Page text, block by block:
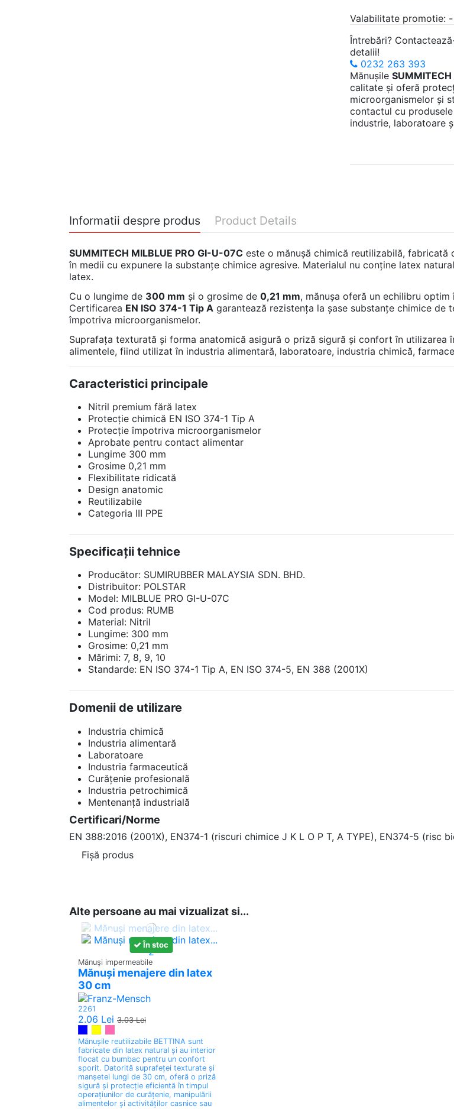
Valabilitate promotie:
Întrebări?
detalii!
0232 263 393
Mănușile
calitate și oferă
microorganismelor și
contactul cu
industrie, laboratoare
Informatii despre produs Product Details
SUMMITECH MILBLUE PRO GI-U-07C este o mănușă chimică reutilizabilă,
în medii cu expunere la substanțe chimice agresive. Materialul nu conține latex
latex.
Cu o lungime de 300 mm și o grosime de 0,21 mm, mănușa oferă un echilibru
Certificarea EN ISO 374-1 Tip A garantează rezistența la șase substanțe chimice de
împotriva microorganismelor.
Suprafața texturată și forma anatomică asigură o priză sigură și confort în utilizarea
alimentele, fiind utilizat în industria alimentară, laboratoare, industria chimică,
Caracteristici principale
Nitril premium fără latex
Protecție chimică EN ISO 374-1 Tip A
Protecție împotriva microorganismelor
Aprobate pentru contact alimentar
Lungime 300 mm
Grosime 0,21 mm
Flexibilitate ridicată
Design anatomic
Reutilizabile
Categoria III PPE
Specificații tehnice
Producător: SUMIRUBBER MALAYSIA SDN. BHD.
Distribuitor: POLSTAR
Model: MILBLUE PRO GI-U-07C
Cod produs: RUMB
Material: Nitril
Lungime: 300 mm
Grosime: 0,21 mm
Mărimi: 7, 8, 9, 10
Standarde: EN ISO 374-1 Tip A, EN ISO 374-5, EN 388 (2001X)
Domenii de utilizare
Industria chimică
Industria alimentară
Laboratoare
Industria farmaceutică
Curățenie profesională
Industria petrochimică
Mentenanță industrială
Certificari/Norme
EN 388:2016 (2001X), EN374-1 (riscuri chimice J K L O P T, A TYPE), EN374-5 (risc
Fișă produs
Alte persoane au mai vizualizat si...
Promoții
-0.97 Lei În stoc
Mănuşi impermeabile
Mănuși menajere din latex
30 cm
2261
2.06 Lei 3.03 Lei
Mănușile reutilizabile BETTINA sunt
fabricate din latex natural și au interior
flocat cu bumbac pentru un confort
sporit. Datorită suprafeței texturate și
manșetei lungi de 30 cm, oferă o priză
sigură și protecție eficientă în timpul
operațiunilor de curățenie, manipulării
alimentelor și activităților casnice sau